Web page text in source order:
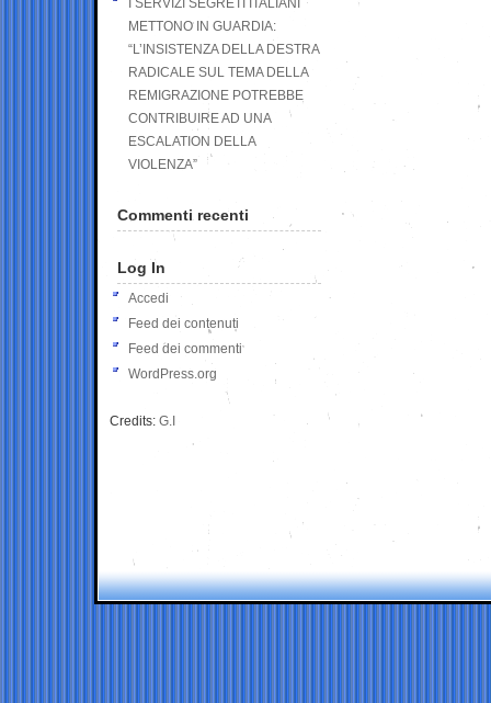
I SERVIZI SEGRETI ITALIANI
METTONO IN GUARDIA:
“L’INSISTENZA DELLA DESTRA
RADICALE SUL TEMA DELLA
REMIGRAZIONE POTREBBE
CONTRIBUIRE AD UNA
ESCALATION DELLA
VIOLENZA”
Commenti recenti
Log In
Accedi
Feed dei contenuti
Feed dei commenti
WordPress.org
Credits: G.I